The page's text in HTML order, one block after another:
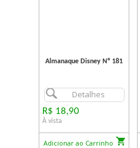
Almanaque Disney Nº 181
Detalhes
R$ 18,90
À vista
Adicionar ao Carrinho